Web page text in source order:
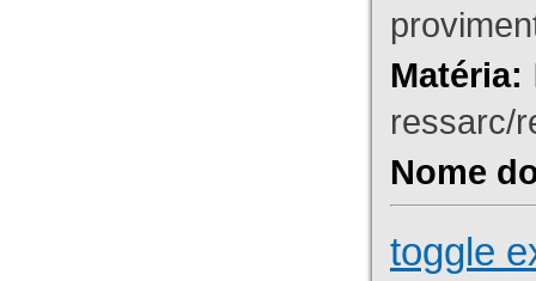
Matéria:
ressarc/
Nome
toggle